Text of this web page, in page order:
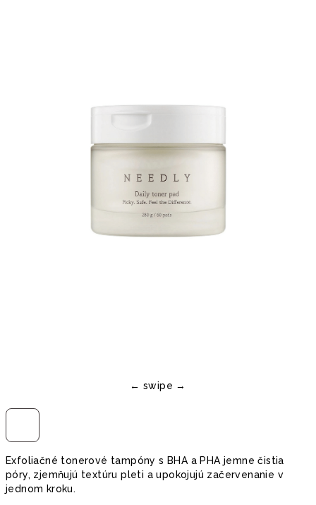
Exfoliačné tonerové tampóny s BHA a PHA jemne čistia
póry, zjemňujú textúru pleti a upokojujú začervenanie v
jednom kroku.